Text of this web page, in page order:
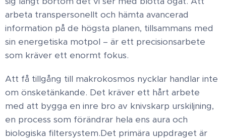
arbeta transpersonellt och hämta avancerad
information på de högsta planen, tillsammans med
sin energetiska motpol – är ett precisionsarbete
som kräver ett enormt fokus.​
Att få tillgång till makrokosmos nycklar handlar inte
om önsketänkande. Det kräver ett hårt arbete
med att bygga en inre bro av knivskarp urskiljning,
en process som förändrar hela ens aura och
biologiska filtersystem.​Det primära uppdraget är